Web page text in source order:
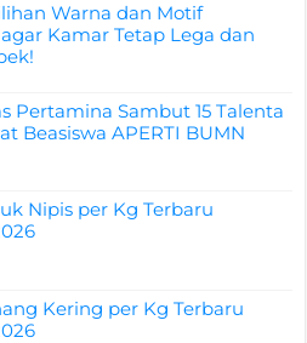
Warna dan Motif
Kamar Tetap Lega dan
Pertamina Sambut 15 Talenta
Beasiswa APERTI BUMN
Nipis per Kg Terbaru
Kering per Kg Terbaru